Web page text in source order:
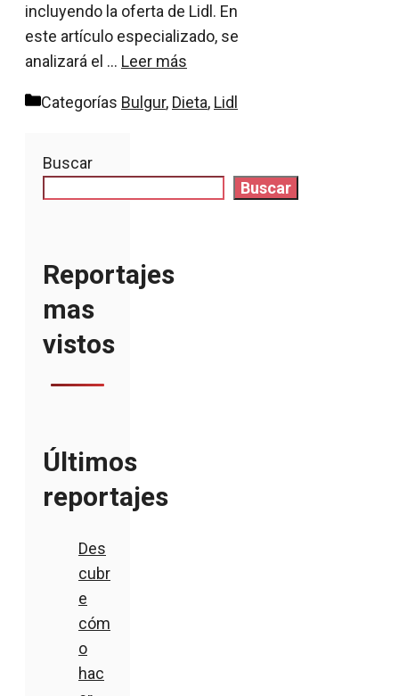
incluyendo la oferta de Lidl. En
este artículo especializado, se
analizará el … Leer más
Categorías Bulgur, Dieta, Lidl
Buscar
Buscar
Reportajes
mas
vistos
Últimos
reportajes
Des
cubr
e
cóm
o
hac